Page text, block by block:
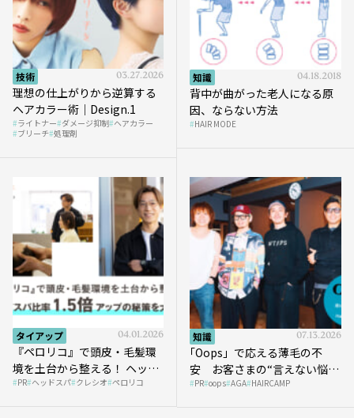
技術 03.27.2026
理想の仕上がりから逆算する
ヘアカラー術｜Design.1
ライトナー ダメージ抑制 ヘアカラー
ブリーチ 処理剤
知識 04.18.2018
背中が曲がった老人になる原
因、ならない方法
HAIR MODE
タイアップ 04.01.2026
『ペロリコ』で頭皮・毛髪環
境を土台から整える！ ヘッド
スパ比率1.5倍アップの秘策を
PR ヘッドスパ クレシオ ペロリコ
知識 07.13.2026
｢Oops」で応える薄毛の不
安 お客さまの“言えない悩
み”にどう向き合う？ ＃01
PR oops AGA HAIRCAMP